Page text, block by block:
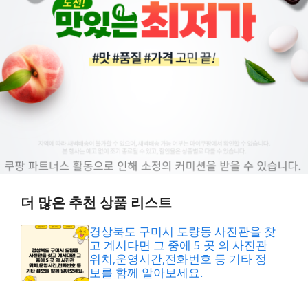
더 많은 추천 상품 리스트
경상북도 구미시 도량동 사진관을 찾
고 계시다면 그 중에 5 곳 의 사진관
위치,운영시간,전화번호 등 기타 정
보를 함께 알아보세요.